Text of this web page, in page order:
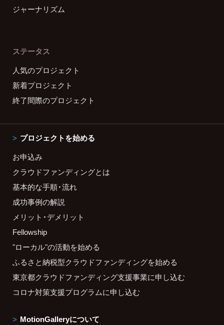
ジャーナリズム
ステータス
人気のプロジェクト
新着プロジェクト
終了間際のプロジェクト
プロジェクトを始める
お申込み
クラウドファンディングとは
基本的な手順・流れ
成功事例の解説
メリット・デメリット
Fellowship
"ローカル"の活動を始める
ふるさと納税型クラウドファンディングを始める
東京都クラウドファンディング支援事業に申し込む
コロナ対策支援プログラムに申し込む
MotionGalleryについて